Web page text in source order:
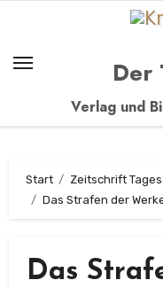
springen
Der
Verlag und
Start Zeitschrift
Das Strafen der
Das